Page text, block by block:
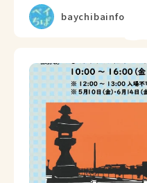
baychibainfo